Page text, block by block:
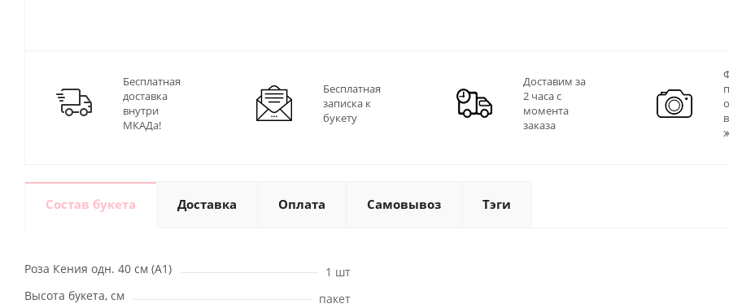
Бесплатная
доставка
внутри
МКАДа!
Бесплатная
записка к
букету
Доставим за
2 часа с
момента
заказа
Состав букета Доставка Оплата Самовывоз Тэги
Роза Кения одн. 40 см (А1)
1 шт
Высота букета, см
пакет